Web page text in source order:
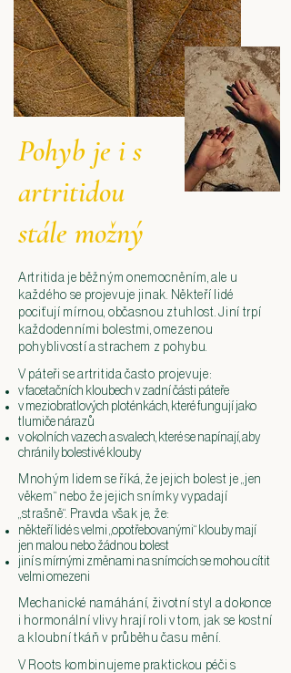
Pohyb je i s
artritidou
stále možný
Artritida je běžným onemocněním, ale u
každého se projevuje jinak. Někteří lidé
pociťují mírnou, občasnou ztuhlost. Jiní trpí
každodenními bolestmi, omezenou
pohyblivostí a strachem z pohybu.
V páteři se artritida často projevuje:
v facetačních kloubech v zadní části páteře
v meziobratlových ploténkách, které fungují jako
tlumiče nárazů
v okolních vazech a svalech, které se napínají, aby
chránily bolestivé klouby
Mnohým lidem se říká, že jejich bolest je „jen
věkem“ nebo že jejich snímky vypadají
„strašně“. Pravda však je, že:
někteří lidé s velmi „opotřebovanými“ klouby mají
jen malou nebo žádnou bolest
jiní s mírnými změnami na snímcích se mohou cítit
velmi omezeni
Mechanické namáhání, životní styl a dokonce
i hormonální vlivy hrají roli v tom, jak se kostní
a kloubní tkáň v průběhu času mění.
V Roots kombinujeme praktickou péči s